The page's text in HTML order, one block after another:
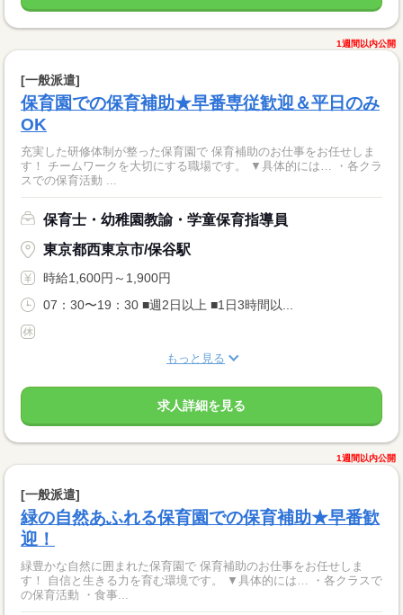
1週間以内公開
[一般派遣]
保育園での保育補助★早番専従歓迎＆平日のみ
OK
充実した研修体制が整った保育園で 保育補助のお仕事をお任せしま
す！ チームワークを大切にする職場です。 ▼具体的には… ・各クラ
スでの保育活動 ...
保育士・幼稚園教諭・学童保育指導員
東京都西東京市/保谷駅
時給1,600円～1,900円
07：30〜19：30 ■週2日以上 ■1日3時間以...
もっと見る
求人詳細を見る
1週間以内公開
[一般派遣]
緑の自然あふれる保育園での保育補助★早番歓
迎！
緑豊かな自然に囲まれた保育園で 保育補助のお仕事をお任せしま
す！ 自信と生きる力を育む環境です。 ▼具体的には… ・各クラスで
の保育活動 ・食事...